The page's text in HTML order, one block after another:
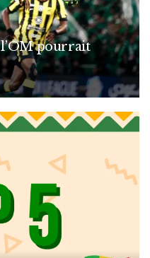
pourrait